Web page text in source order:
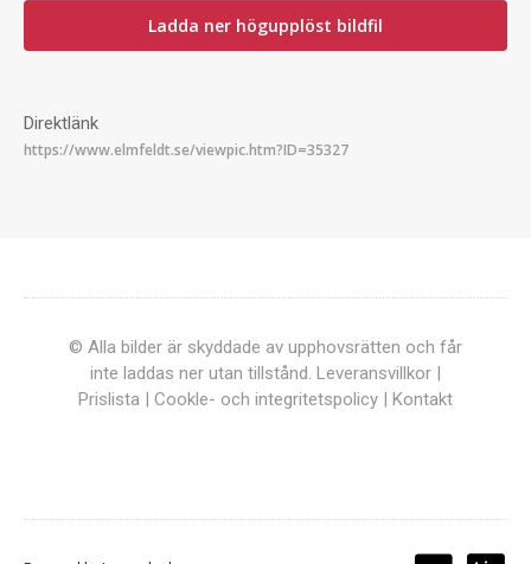
Ladda ner högupplöst bildfil
Direktlänk
© Alla bilder är skyddade av upphovsrätten och får
inte laddas ner utan tillstånd. Leveransvillkor |
Prislista | Cookle- och integritetspolicy | Kontakt